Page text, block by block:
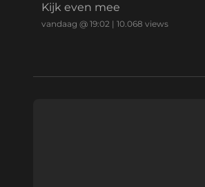
Kijk even mee
vandaag @ 19:02 | 10.068 views